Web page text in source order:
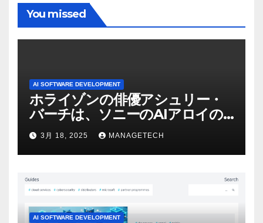
You missed
AI SOFTWARE DEVELOPMENT
ホライゾンの俳優アシュリー・
バーチは、ソニーのAIアロイの
ビデオを見て「ゲームパフォー
マンスという芸術形式に不安を
感じた」と語る – IGN
3月 18, 2025 MANAGETECH
AI SOFTWARE DEVELOPMENT